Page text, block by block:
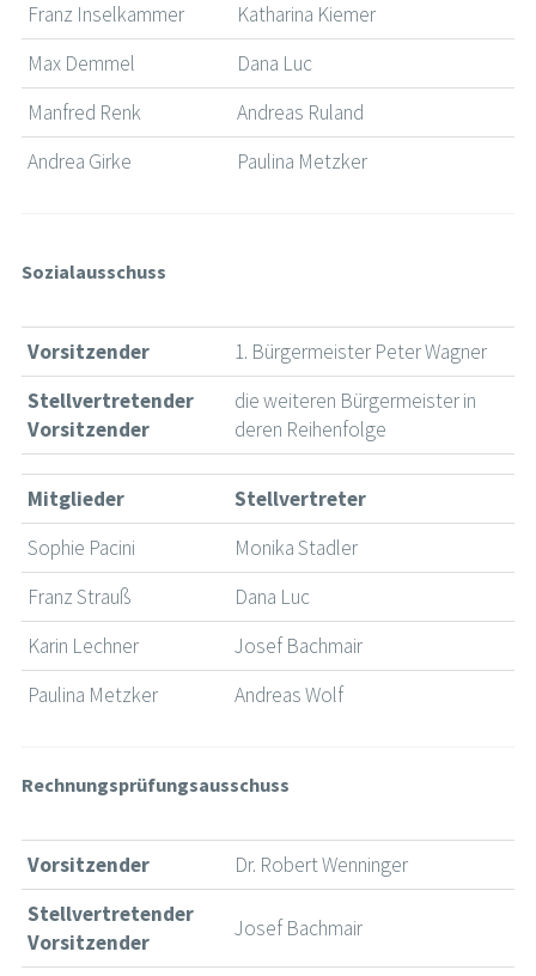
Franz Inselkammer
Katharina Kiemer
Max Demmel
Dana Luc
Manfred Renk
Andreas Ruland
Andrea Girke
Paulina Metzker
Sozialausschuss
Vorsitzender
1. Bürgermeister Peter Wagner
Stellvertretender
Vorsitzender
die weiteren Bürgermeister in
deren Reihenfolge
Mitglieder
Stellvertreter
Sophie Pacini
Monika Stadler
Franz Strauß
Dana Luc
Karin Lechner
Josef Bachmair
Paulina Metzker
Andreas Wolf
Rechnungsprüfungsausschuss
Vorsitzender
Dr. Robert Wenninger
Stellvertretender
Vorsitzender
Josef Bachmair